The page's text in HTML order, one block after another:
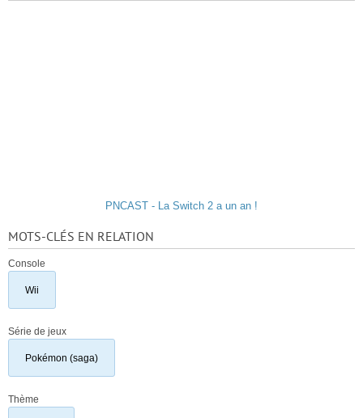
PNCAST - La Switch 2 a un an !
MOTS-CLÉS EN RELATION
Console
Wii
Série de jeux
Pokémon (saga)
Thème